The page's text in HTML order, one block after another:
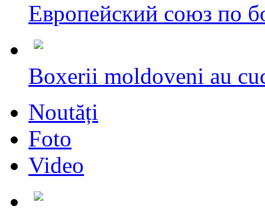
Европейский союз по
Boxerii moldoveni au
Noutăți
Foto
Video